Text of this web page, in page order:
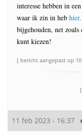
interesse hebben in
waar ik zin in heb hier.
bijgehouden, net
kunt kiezen!
[ bericht aangepast op
11 feb 2023 - 16:37